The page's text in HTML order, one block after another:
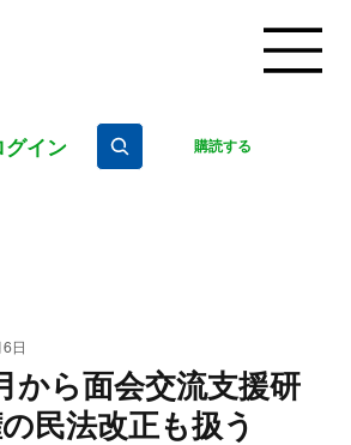
グイン 購読する
から面会交流支援研
民法改正も扱う
日